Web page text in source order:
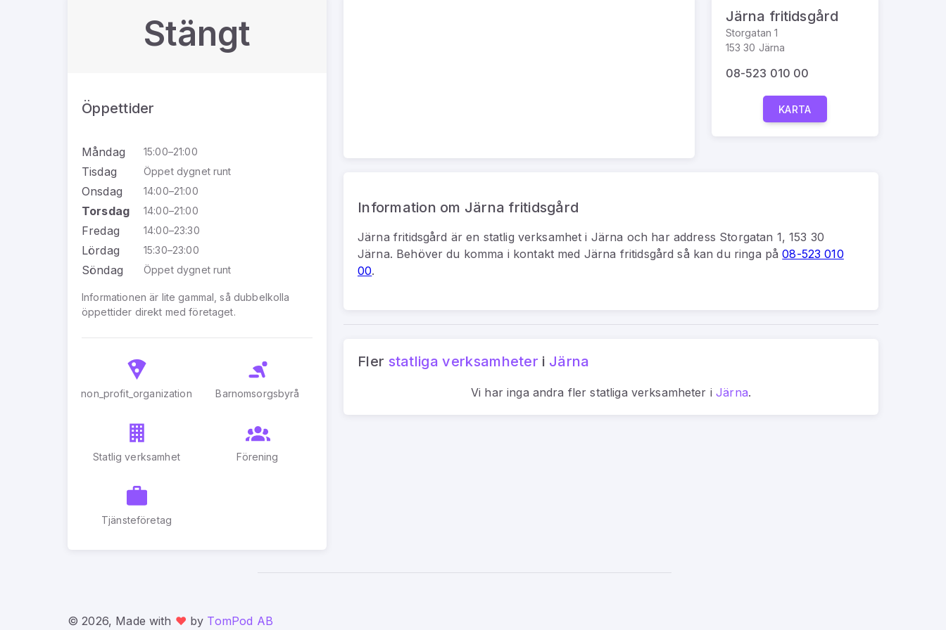
Stängt
Öppettider
Måndag 15:00–21:00
Tisdag Öppet dygnet runt
Onsdag 14:00–21:00
Torsdag 14:00–21:00
Fredag 14:00–23:30
Lördag 15:30–23:00
Söndag Öppet dygnet runt
Informationen är lite gammal, så dubbelkolla
öppettider direkt med företaget.
non_profit_organization Barnomsorgsbyrå
Statlig verksamhet Förening
Tjänsteföretag
Järna fritidsgård
Storgatan 1
153 30 Järna
08-523 010 00
KARTA
Information om Järna fritidsgård
Järna fritidsgård ären statlig verksamhet i Järna och har address Storgatan 1, 153 30
Järna. Behöver du komma i kontakt med Järna fritidsgård så kan du ringa på08-523 010
00.
Fler statliga verksamheter i Järna
Vi har inga andra flerstatliga verksamheter i Järna.
© 2026, Made with ❤️ by TomPod AB